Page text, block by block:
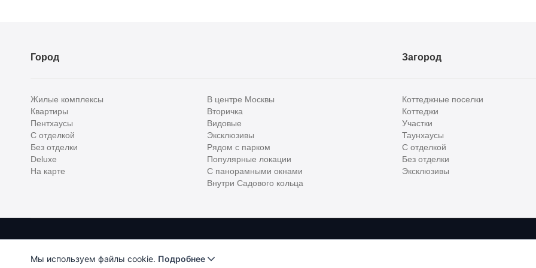
Город
Жилые комплексы
Квартиры
Пентхаусы
С отделкой
Без отделки
Deluxe
На карте
В центре Москвы
Вторичка
Видовые
Эксклюзивы
Рядом с парком
Популярные локации
С панорамными окнами
Внутри Садового кольца
Загород
Коттеджные поселки
Коттеджи
Участки
Таунхаусы
С отделкой
Без отделки
Эксклюзивы
Хантер. Оплачивая услуги, вы принимаете
Лицензионное соглашение
Мы используем файлы cookie. Подробнее